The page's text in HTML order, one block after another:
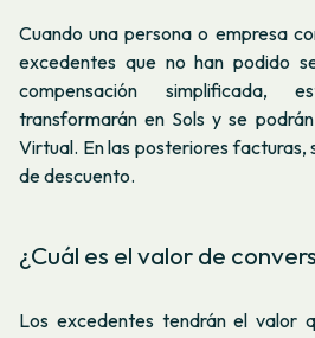
Cuando una persona o empresa
excedentes que no han podido
compensación simplificada,
transformarán en Sols y se
Virtual. En las posteriores facturas,
de descuento.
¿Cuál es el valor de
Los excedentes tendrán el valor